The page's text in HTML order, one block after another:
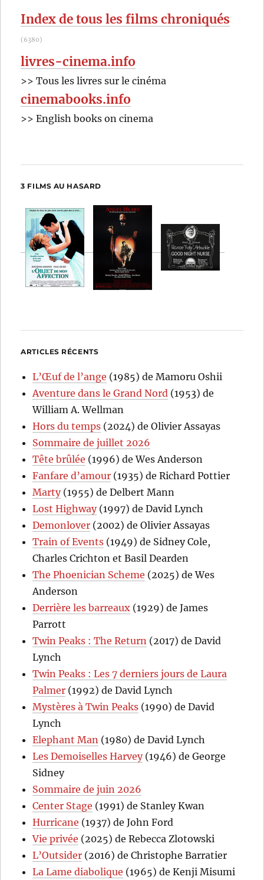
:
Index de tous les films chroniqués
(6380)
livres-cinema.info
>> Tous les livres sur le cinéma
cinemabooks.info
>> English books on cinema
3 FILMS AU HASARD
ARTICLES RÉCENTS
L’Œuf de l’ange (1985) de Mamoru Oshii
Aventure dans le Grand Nord (1953) de
William A. Wellman
Hors du temps (2024) de Olivier Assayas
Sommaire de juillet 2026
Tête brûlée (1996) de Wes Anderson
Fanfare d’amour (1935) de Richard Pottier
Marty(1955) de Delbert Mann
Lost Highway(1997) de David Lynch
Demonlover (2002) de Olivier Assayas
Train of Events (1949) de Sidney Cole,
Charles Crichton et Basil Dearden
The Phoenician Scheme (2025) de Wes
Anderson
Derrière les barreaux (1929) de James
Parrott
Twin Peaks : The Return (2017) de David
Lynch
Twin Peaks : Les 7 derniers jours de Laura
Palmer (1992) de David Lynch
Mystères à Twin Peaks (1990) de David
Lynch
Elephant Man (1980) de David Lynch
Les Demoiselles Harvey(1946) de George
Sidney
Sommaire de juin 2026
Center Stage (1991) de Stanley Kwan
Hurricane (1937) de John Ford
Vie privée (2025) de Rebecca Zlotowski
L’Outsider (2016) de Christophe Barratier
La Lame diabolique (1965) de Kenji Misumi